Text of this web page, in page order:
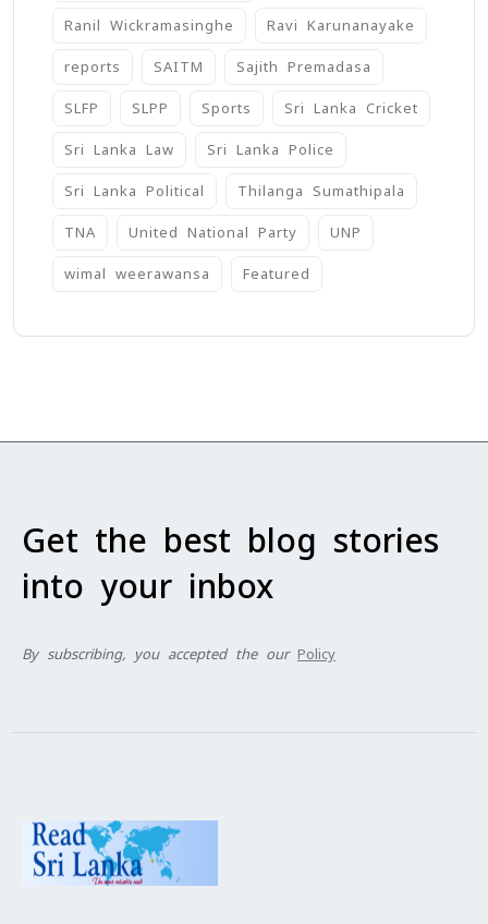
Ranil Wickramasinghe Ravi Karunanayake
reports SAITM Sajith Premadasa
SLFP SLPP Sports Sri Lanka Cricket
Sri Lanka Law Sri Lanka Police
Sri Lanka Political Thilanga Sumathipala
TNA United National Party UNP
wimal weerawansa ‍Featured
Get the best blog stories
into your inbox
By subscribing, you accepted the our Policy